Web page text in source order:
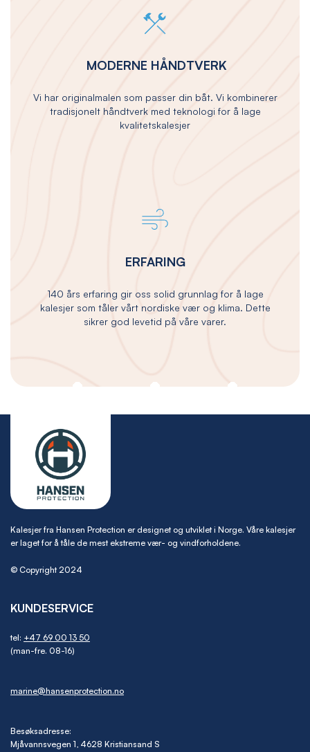
MODERNE HÅNDTVERK
Vi har originalmalen som passer din båt. Vi kombinerer
tradisjonelt håndtverk med teknologi for å lage
kvalitetskalesjer
ERFARING
140 års erfaring gir oss solid grunnlag for å lage
kalesjer som tåler vårt nordiske vær og klima. Dette
sikrer god levetid på våre varer.
Kalesjer fra Hansen Protection er designet og utviklet i Norge. Våre kalesjer
er laget for å tåle de mest ekstreme vær- og vindforholdene.
© Copyright 2024
KUNDESERVICE
tel: +47 69 00 13 50
(man-fre. 08-16)
marine@hansenprotection.no
Besøksadresse:
Mjåvannsvegen 1, 4628 Kristiansand S